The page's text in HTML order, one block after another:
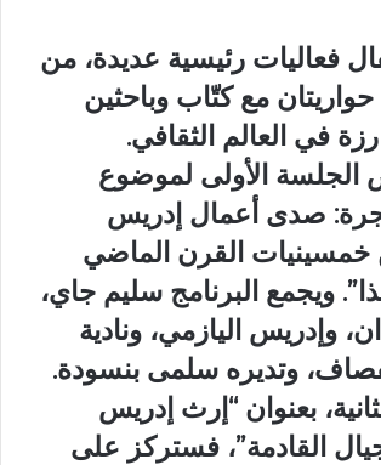
فعاليات رئيسية عديدة، من
حواريتان مع كتّاب وباحثين
في العالم الثقافي.
الأولى لموضوع
صدى أعمال إدريس
خمسينيات القرن الماضي
ويجمع البرنامج سليم جاي،
وإدريس اليازمي، ونادية
وتديره سلمى بنسودة.
بعنوان “إرث إدريس
القادمة”، فستركز على